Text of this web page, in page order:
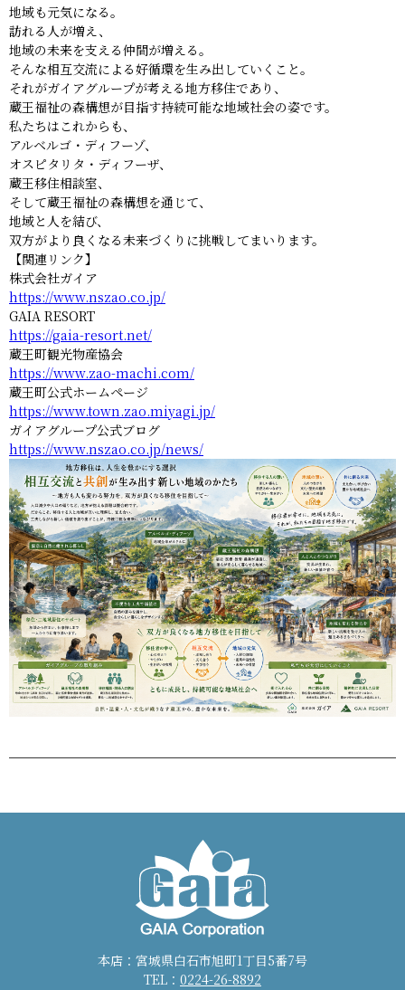
地域も元気になる。
訪れる人が増え、
地域の未来を支える仲間が増える。
そんな相互交流による好循環を生み出していくこと。
それがガイアグループが考える地方移住であり、
蔵王福祉の森構想が目指す持続可能な地域社会の姿です。
私たちはこれからも、
アルベルゴ・ディフーゾ、
オスピタリタ・ディフーザ、
蔵王移住相談室、
そして蔵王福祉の森構想を通じて、
地域と人を結び、
双方がより良くなる未来づくりに挑戦してまいります。
【関連リンク】
株式会社ガイア
https://www.nszao.co.jp/
GAIA RESORT
https://gaia-resort.net/
蔵王町観光物産協会
https://www.zao-machi.com/
蔵王町公式ホームページ
https://www.town.zao.miyagi.jp/
ガイアグループ公式ブログ
https://www.nszao.co.jp/news/
本店：宮城県白石市旭町1丁目5番7号
TEL： 0224-26-8892